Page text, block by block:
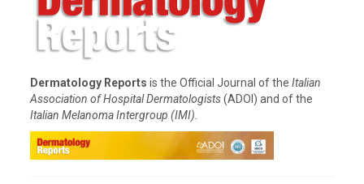
Dermatology Reports is the Official Journal of the Italian
Association of Hospital Dermatologists(ADOI) and of the
Italian Melanoma Intergroup (IMI).